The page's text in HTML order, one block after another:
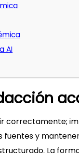
AI
correctamente;
y
La